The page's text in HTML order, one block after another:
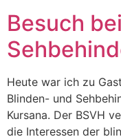
Besuch
Heute war ich zu
Blinden- und
Kursana. Der BSVH
die Interessen der